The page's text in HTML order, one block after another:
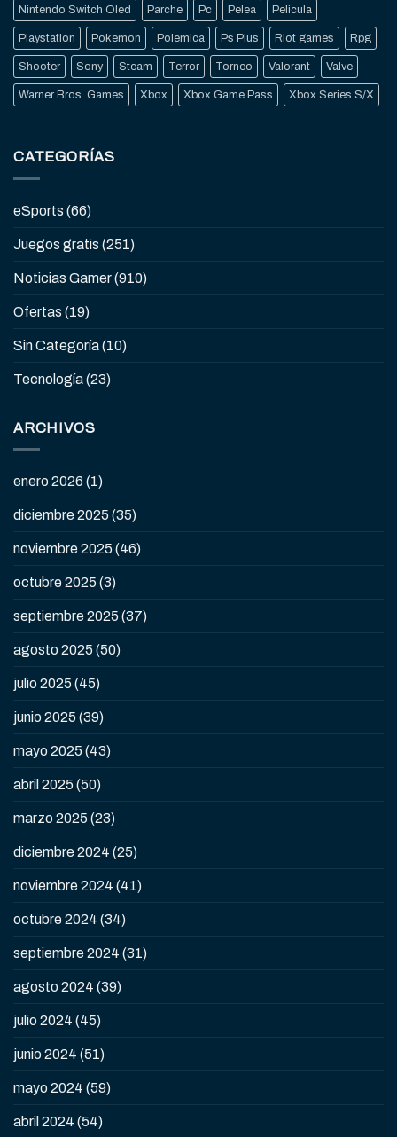
Nintendo Switch Oled Parche Pc Pelea Pelicula
Playstation Pokemon Polemica Ps Plus Riot games Rpg
Shooter Sony Steam Terror Torneo Valorant Valve
Warner Bros. Games Xbox Xbox Game Pass Xbox Series S/X
CATEGORÍAS
eSports (66)
Juegos gratis (251)
Noticias Gamer(910)
Ofertas (19)
Sin Categoría(10)
Tecnología(23)
ARCHIVOS
enero 2026 (1)
diciembre 2025 (35)
noviembre 2025 (46)
octubre 2025 (3)
septiembre 2025 (37)
agosto 2025 (50)
julio 2025 (45)
junio 2025 (39)
mayo 2025 (43)
abril 2025 (50)
marzo 2025 (23)
diciembre 2024 (25)
noviembre 2024 (41)
octubre 2024 (34)
septiembre 2024 (31)
agosto 2024 (39)
julio 2024 (45)
junio 2024 (51)
mayo 2024 (59)
abril 2024 (54)